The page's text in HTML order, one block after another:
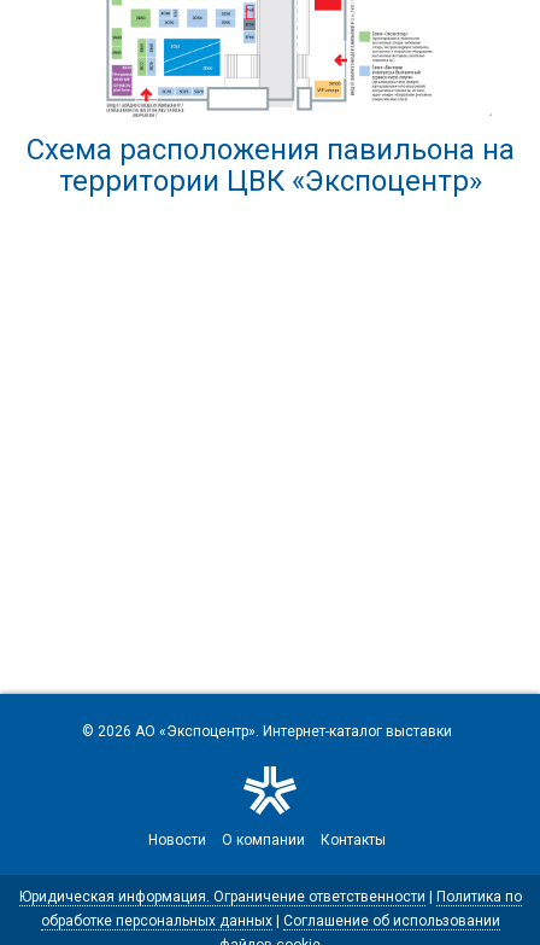
Схема расположения павильона на
территории ЦВК «Экспоцентр»
© 2026 АО «Экспоцентр». Интернет-каталог выставки
Новости О компании Контакты
Юридическая информация. Ограничение ответственности
Политика по
обработке персональных данных| Соглашение об использовании